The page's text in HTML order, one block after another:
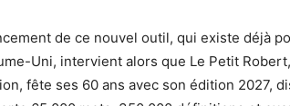
de ce nouvel outil, qui existe déjà
Uni, intervient alors que Le Petit
fête ses 60 ans avec son édition 2027,